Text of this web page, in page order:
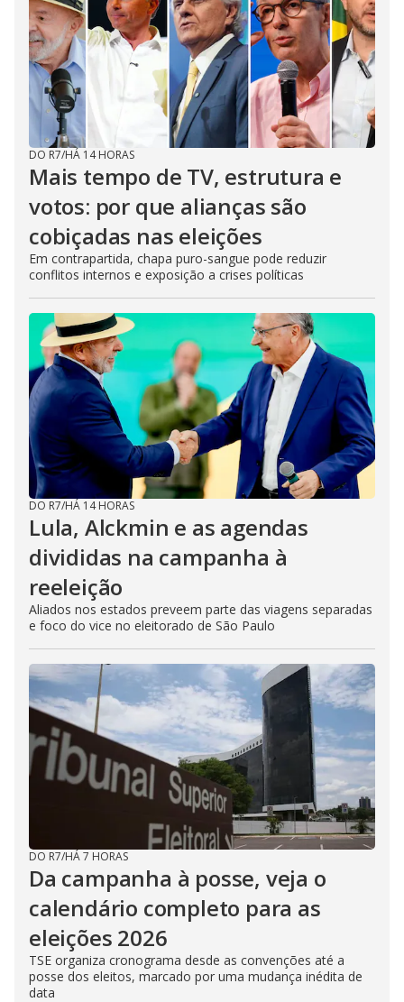
DO R7/HÁ 14 HORAS
Mais tempo de TV, estrutura e
votos: por que alianças são
cobiçadas nas eleições
Em contrapartida, chapa puro-sangue pode reduzir
conflitos internos e exposição a crises políticas
DO R7/HÁ 14 HORAS
Lula, Alckmin e as agendas
divididas na campanha à
reeleição
Aliados nos estados preveem parte das viagens separadas
e foco do vice no eleitorado de São Paulo
DO R7/HÁ 7 HORAS
Da campanha à posse, veja o
calendário completo para as
eleições 2026
TSE organiza cronograma desde as convenções até a
posse dos eleitos, marcado por uma mudança inédita de
data